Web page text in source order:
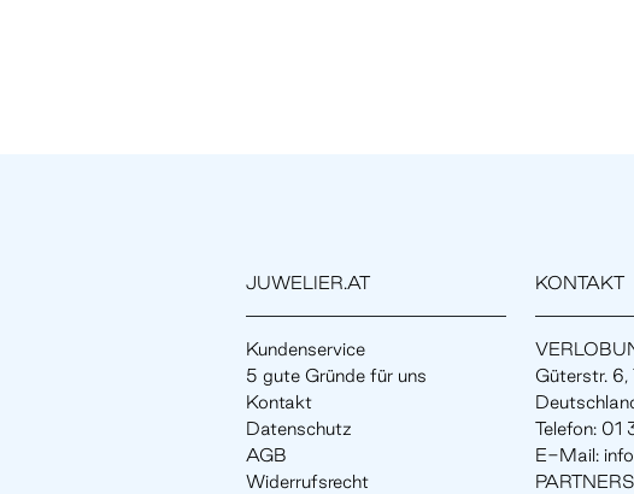
JUWELIER.AT
Kundenservice
5 gute Gründe für uns
Kontakt
Datenschutz
AGB
Widerrufsrecht
KONTAKT
Güterstr. 6,
Telefon: 01
E-Mail: